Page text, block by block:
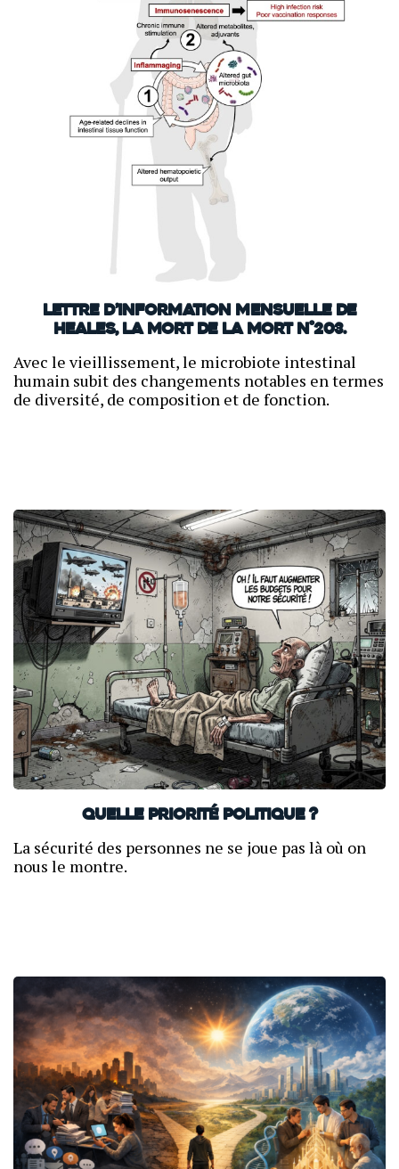
Lettre d’information mensuelle de
Heales, La mort de la mort N°203.
Avec le vieillissement, le microbiote intestinal
humain subit des changements notables en termes
de diversité, de composition et de fonction.
Quelle priorité politique ?
La sécurité des personnes ne se joue pas là où on
nous le montre.